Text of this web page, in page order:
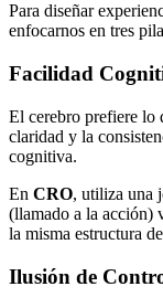
Para diseñar
enfocarnos en tres
Facilidad
El cerebro prefiere lo
claridad y la
cognitiva.
En CRO, utiliza una
(llamado a la acción)
la misma estructura
Ilusión de